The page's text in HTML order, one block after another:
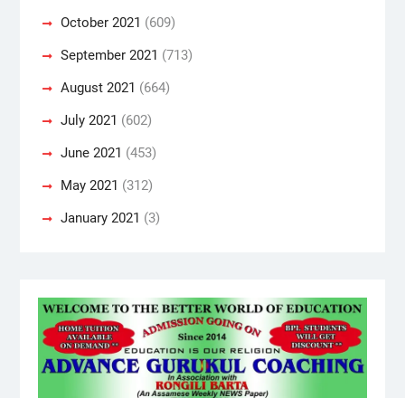
October 2021 (609)
September 2021 (713)
August 2021 (664)
July 2021 (602)
June 2021 (453)
May 2021 (312)
January 2021 (3)